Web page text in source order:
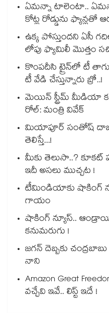
ఏమన్నా టాలెంటా..
కోట్ల రోడ్డును ఫ్యాన్లతో
ఉక్క పోస్తుందని ఏసీ
లోపు ఫ్యామిలీ మొత్తం
కొంపదీసి ట్రైన్⁬లో టీ
టీ వేడి చేస్తున్నారు బ్రో..!
మెయిన్ స్ట్రీమ్ మీడియా
రోల్: మంత్రి వివేక్
మియాపూర్ సంతోష్
తెలిస్తే...!
మీకు తెలుసా..? కూకట్
ఇదీ అసలు ముచ్చట !
టీమిండియాకు షాకింగ్
గాయం
షాకింగ్ న్యూస్..
కనుమరుగు !
జగన్ దెబ్బకు
నాని
Amazon Great
వచ్చేవి ఇవే.. లిస్ట్ ఇదే !